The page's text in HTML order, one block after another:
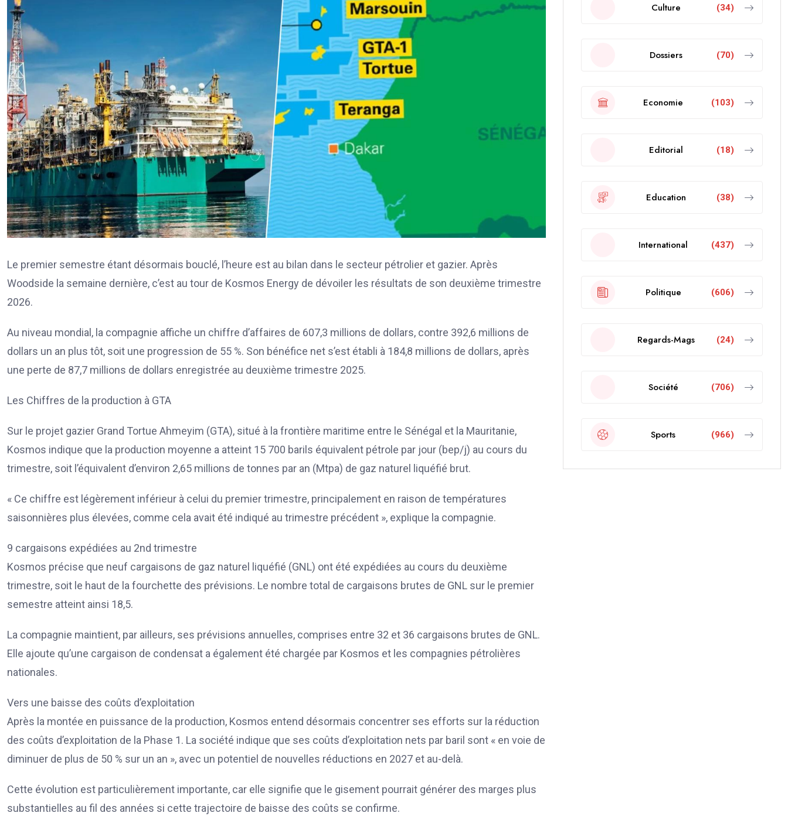
Le premier semestre étant désormais bouclé, l’heure est au bilan dans le secteur pétrolier et gazier. Après
Woodside la semaine dernière, c’est au tour de Kosmos Energy de dévoiler les résultats de son deuxième trimestre
2026.
Au niveau mondial, la compagnie affiche un chiffre d’affaires de 607,3 millions de dollars, contre 392,6 millions de
dollars un an plus tôt, soit une progression de 55 %. Son bénéfice net s’est établi à 184,8 millions de dollars, après
une perte de 87,7 millions de dollars enregistrée au deuxième trimestre 2025.
Les Chiffres de la production à GTA
Sur le projet gazier Grand Tortue Ahmeyim (GTA), situé à la frontière maritime entre le Sénégal et la Mauritanie,
Kosmos indique que la production moyenne a atteint 15 700 barils équivalent pétrole par jour (bep/j) au cours du
trimestre, soit l’équivalent d’environ 2,65 millions de tonnes par an (Mtpa) de gaz naturel liquéfié brut.
« Ce chiffre est légèrement inférieur à celui du premier trimestre, principalement en raison de températures
saisonnières plus élevées, comme cela avait été indiqué au trimestre précédent », explique la compagnie.
9 cargaisons expédiées au 2nd trimestre
Kosmos précise que neuf cargaisons de gaz naturel liquéfié (GNL) ont été expédiées au cours du deuxième
trimestre, soit le haut de la fourchette des prévisions. Le nombre total de cargaisons brutes de GNL sur le premier
semestre atteint ainsi 18,5.
La compagnie maintient, par ailleurs, ses prévisions annuelles, comprises entre 32 et 36 cargaisons brutes de GNL.
Elle ajoute qu’une cargaison de condensat a également été chargée par Kosmos et les compagnies pétrolières
nationales.
Vers une baisse des coûts d’exploitation
Après la montée en puissance de la production, Kosmos entend désormais concentrer ses efforts sur la réduction
des coûts d’exploitation de la Phase 1. La société indique que ses coûts d’exploitation nets par baril sont « en voie de
diminuer de plus de 50 % sur un an », avec un potentiel de nouvelles réductions en 2027 et au-delà.
Cette évolution est particulièrement importante, car elle signifie que le gisement pourrait générer des marges plus
substantielles au fil des années si cette trajectoire de baisse des coûts se confirme.
Culture (34)
Dossiers (70)
Economie (103)
Editorial (18)
Education (38)
International (437)
Politique (606)
Regards-Mags (24)
Société (706)
Sports (966)